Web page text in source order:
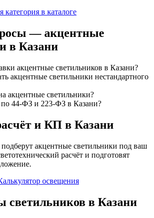
категория в каталоге
—акцентные
в Казани
акцентные светильников в Казани?
акцентные светильники нестандартного
акцентные светильники?
по 44-ФЗ и 223-ФЗ в Казани?
и КП в Казани
акцентные светильники под ваш
расчёт и подготовят
освещения
светильников в Казани